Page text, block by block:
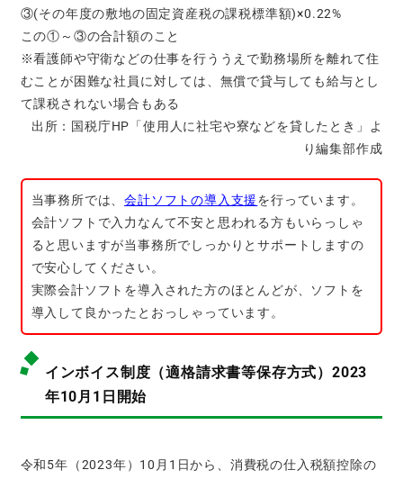
③(その年度の敷地の固定資産税の課税標準額)×0.22%
この①～③の合計額のこと
※看護師や守衛などの仕事を行ううえで勤務場所を離れて住
むことが困難な社員に対しては、無償で貸与しても給与とし
て課税されない場合もある
出所：国税庁HP「使用人に社宅や寮などを貸したとき」よ
り編集部作成
当事務所では、会計ソフトの導入支援を行っています。
会計ソフトで入力なんて不安と思われる方もいらっしゃ
ると思いますが当事務所でしっかりとサポートしますの
で安心してください。
実際会計ソフトを導入された方のほとんどが、ソフトを
導入して良かったとおっしゃっています。
インボイス制度（適格請求書等保存方式）2023
年10月1日開始
令和5年（2023年）10月1日から、消費税の仕入税額控除の